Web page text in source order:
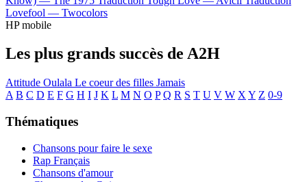
Lovefool — Twocolors
HP mobile
Les plus grands succès de A2H
Attitude Oulala Le coeur des filles Jamais
A B C D E F G H I J K L M N O P Q R S T U V W X Y Z 0-9
Thématiques
Chansons pour faire le sexe
Rap Français
Chansons d'amour